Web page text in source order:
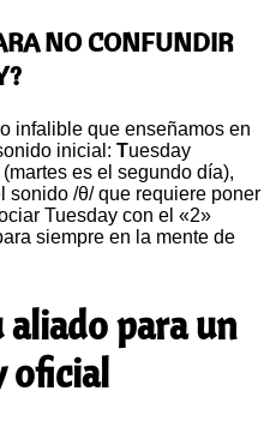
NO CONFUNDIR
infalible que enseñamos en
inicial: Tuesday
es el segundo día),
sonido /θ/ que requiere poner
Tuesday con el «2»
siempre en la mente de
aliado para un
oficial